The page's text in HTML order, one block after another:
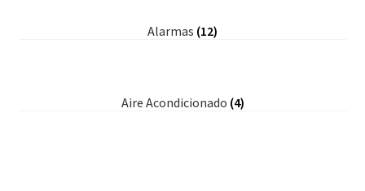
Alarmas (12)
Aire Acondicionado (4)